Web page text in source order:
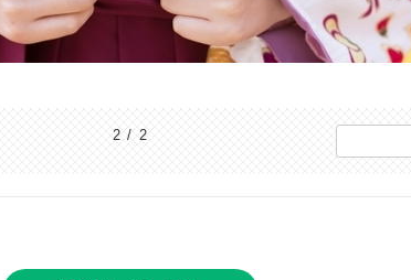
2 / 2